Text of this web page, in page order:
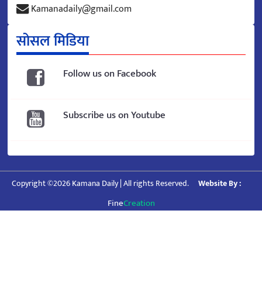
Kamanadaily@gmail.com
सोसल मिडिया
Follow us on Facebook
Subscribe us on Youtube
Copyright ©2026 Kamana Daily | All rights Reserved. Website By :
FineCreation